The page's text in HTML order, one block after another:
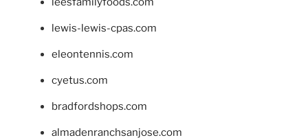
lewis-lewis-cpas.com
eleontennis.com
cyetus.com
bradfordshops.com
almadenranchsanjose.com